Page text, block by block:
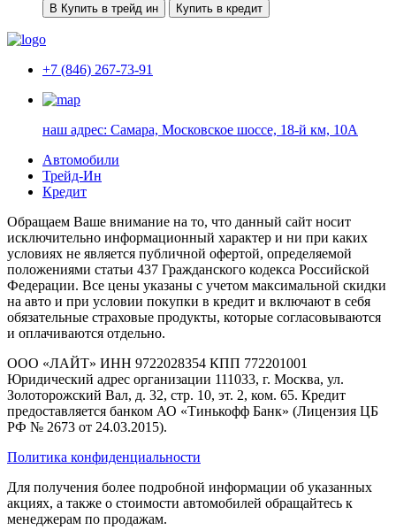
В Купить в трейд ин Купить в кредит
+7 (846) 267-73-91
наш адрес: Самара, Московское шоссе, 18-й км, 10А
Автомобили
Трейд-Ин
Кредит
Обращаем Ваше внимание на то, что данный сайт носит
исключительно информационный характер и ни при каких
условиях не является публичной офертой, определяемой
положениями статьи 437 Гражданского кодекса Российской
Федерации. Все цены указаны с учетом максимальной скидки
на авто и при условии покупки в кредит и включают в себя
обязательные страховые продукты, которые согласовываются
и оплачиваются отдельно.
ООО «ЛАЙТ» ИНН 9722028354 КПП 772201001
Юридический адрес организации 111033, г. Москва, ул.
Золоторожский Вал, д. 32, стр. 10, эт. 2, ком. 65. Кредит
предоставляется банком АО «Тинькофф Банк» (Лицензия ЦБ
РФ № 2673 от 24.03.2015).
Политика конфиденциальности
Для получения более подробной информации об указанных
акциях, а также о стоимости автомобилей обращайтесь к
менеджерам по продажам.